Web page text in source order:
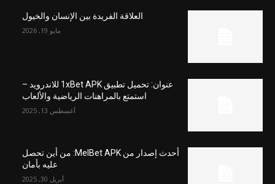
العلاقة الفريدة بين الإنسان والخيول
مايو 19, 2026
عنوان: تحميل تطبيق 1xBet APK للاندرويد –
استمتع بالمراهنات الرياضية والألعاب
أغسطس 13, 2025
أحدث إصدار من MelBet APK: من أين تحصل
عليه بأمان
أبريل 30, 2025